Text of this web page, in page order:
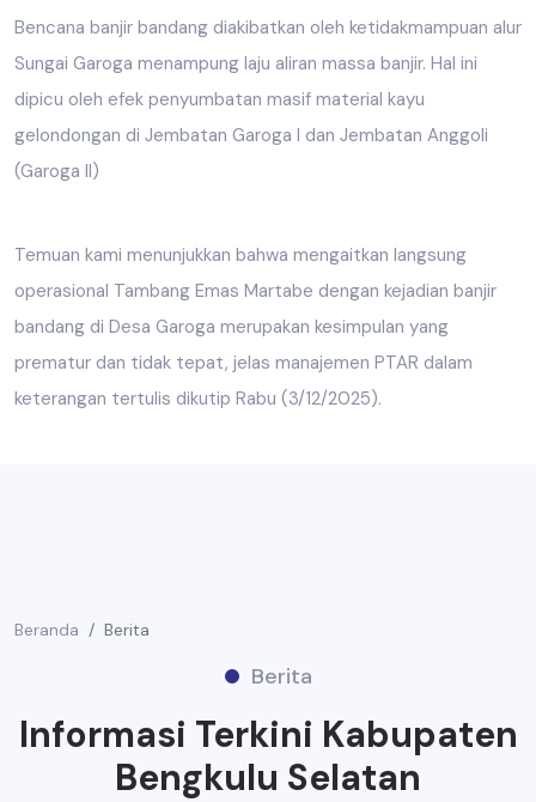
Bencana banjir bandang diakibatkan oleh ketidakmampuan alur
Sungai Garoga menampung laju aliran massa banjir. Hal ini
dipicu oleh efek penyumbatan masif material kayu
gelondongan di Jembatan Garoga I dan Jembatan Anggoli
(Garoga II)
Temuan kami menunjukkan bahwa mengaitkan langsung
operasional Tambang Emas Martabe dengan kejadian banjir
bandang di Desa Garoga merupakan kesimpulan yang
prematur dan tidak tepat, jelas manajemen PTAR dalam
keterangan tertulis dikutip Rabu (3/12/2025).
Beranda Berita
Berita
Informasi Terkini Kabupaten
Bengkulu Selatan